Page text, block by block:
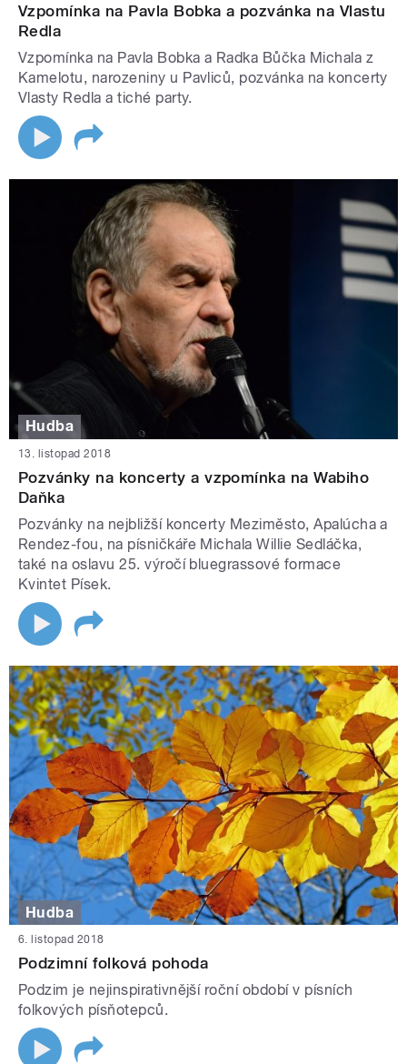
Vzpomínka na Pavla Bobka a pozvánka na Vlastu
Redla
Vzpomínka na Pavla Bobka a Radka Bůčka Michala z
Kamelotu, narozeniny u Pavliců, pozvánka na koncerty
Vlasty Redla a tiché party.
Hudba
13. listopad 2018
Pozvánky na koncerty a vzpomínka na Wabiho
Daňka
Pozvánky na nejbližší koncerty Meziměsto, Apalúcha a
Rendez-fou, na písničkáře Michala Willie Sedláčka,
také na oslavu 25. výročí bluegrassové formace
Kvintet Písek.
Hudba
6. listopad 2018
Podzimní folková pohoda
Podzim je nejinspirativnější roční období v písních
folkových písňotepců.